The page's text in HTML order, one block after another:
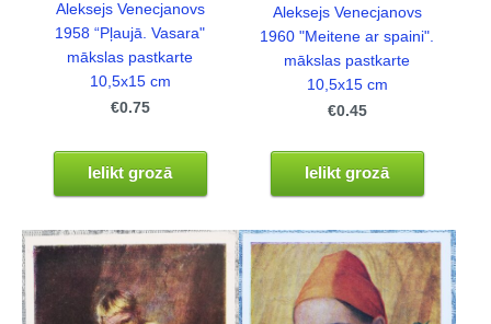
Aleksejs Venecjanovs
1958 “Pļaujā. Vasara"
mākslas pastkarte
10,5x15 cm
€0.75
Ielikt grozā
Aleksejs Venecjanovs
1960 "Meitene ar spaini".
mākslas pastkarte
10,5x15 cm
€0.45
Ielikt grozā